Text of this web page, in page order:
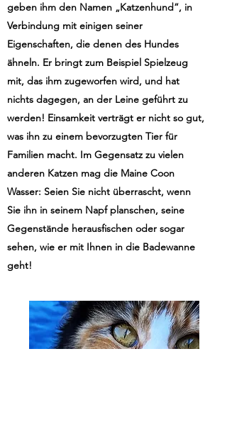
geben ihm den Namen „Katzenhund“, in
Verbindung mit einigen seiner
Eigenschaften, die denen des Hundes
ähneln. Er bringt zum Beispiel Spielzeug
mit, das ihm zugeworfen wird, und hat
nichts dagegen, an der Leine geführt zu
werden! Einsamkeit verträgt er nicht so gut,
was ihn zu einem bevorzugten Tier für
Familien macht. Im Gegensatz zu vielen
anderen Katzen mag die Maine Coon
Wasser: Seien Sie nicht überrascht, wenn
Sie ihn in seinem Napf planschen, seine
Gegenstände herausfischen oder sogar
sehen, wie er mit Ihnen in die Badewanne
geht!